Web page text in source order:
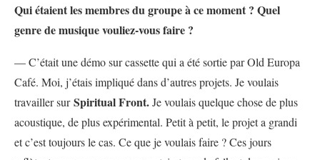
Qui étaient les membres du groupe à ce moment ? Quel
genre de musique vouliez-vous faire ?
— C’était une démo sur cassette qui a été sortie par Old Europa
Café. Moi, j’étais impliqué dans d’autres projets. Je voulais
travailler surSpiritual Front.Je voulais quelque chose de plus
acoustique, de plus expérimental. Petit à petit, le projet a grandi
et c’est toujours le cas. Ce que je voulais faire ? Ces jours